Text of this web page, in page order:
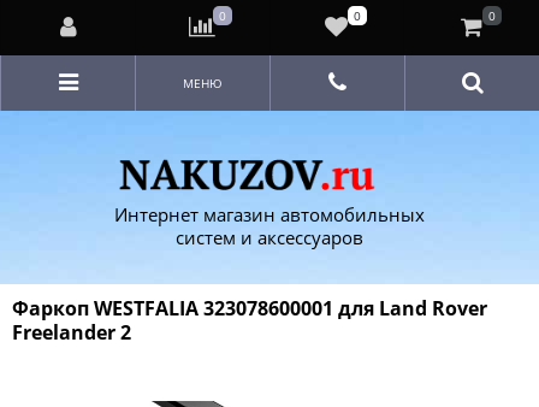
Интернет магазин автомобильных
систем и аксессуаров
МЕНЮ
Фаркоп WESTFALIA 323078600001 для Land Rover
Freelander 2
0 0 0